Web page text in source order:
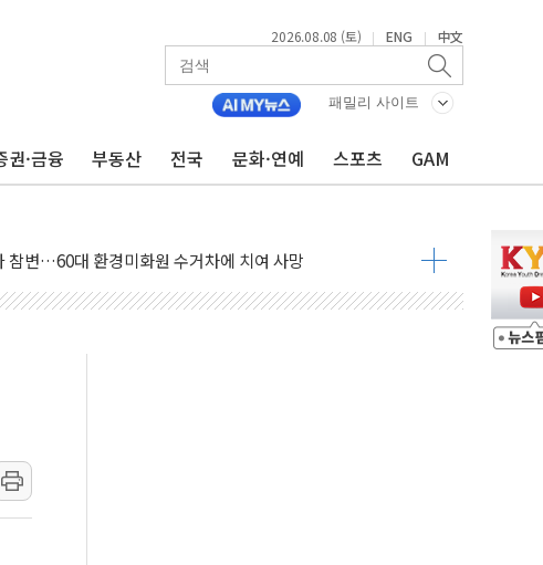
2026.08.08 (토) | ENG | 中文
패밀리 사이트
권·금융 부동산 전국 문화·연예 스포츠 GAM
략 만지작…공습 한계·탄약 부족 현실화
시간당 최대 50㎜ 폭우…강원 동해안 강한 비 어어져
가서 흉기 난동…60대 남성 2명 숨져
문에 손해 보는 일 없게"…'결혼 페널티' 22개 과제 손본다
해자 기림의 날 참석..."국제적 시민 연대로 목소리 내야"
해루질 중 실종 60대 나흘만에 숨진 채 발견
석에 '뻔뻔' 받아친 정청래…제주 연설서 신경전 고조
편 재검토 지시…與 "적극 환영"·野 "졸속 국정"
풍랑주의보…10일까지 최대 3.5m 높은 물결